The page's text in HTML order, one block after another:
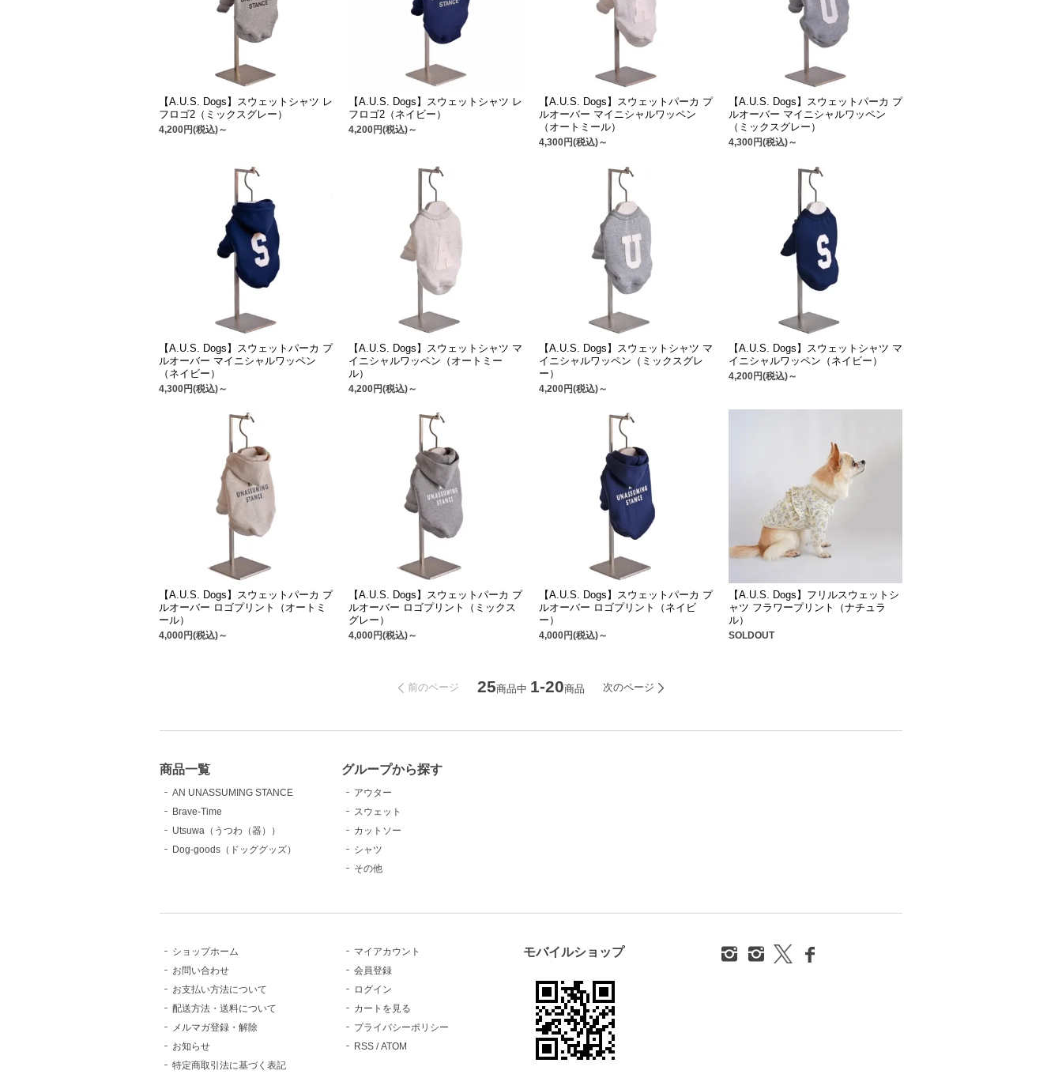
【A.U.S. Dogs】スウェットシャツ レ
フロゴ2（ミックスグレー）
4,200円(税込)～
【A.U.S. Dogs】スウェットシャツ レ
フロゴ2（ネイビー）
4,200円(税込)～
【A.U.S. Dogs】スウェットパーカ プ
ルオーバー マイニシャルワッペン
（オートミール）
4,300円(税込)～
【A.U.S. Dogs】スウェットパーカ プ
ルオーバー マイニシャルワッペン
（ミックスグレー）
4,300円(税込)～
【A.U.S. Dogs】スウェットパーカ プ
ルオーバー マイニシャルワッペン
（ネイビー）
4,300円(税込)～
【A.U.S. Dogs】スウェットシャツ マ
イニシャルワッペン（オートミー
ル）
4,200円(税込)～
【A.U.S. Dogs】スウェットシャツ マ
イニシャルワッペン（ミックスグレ
ー）
4,200円(税込)～
【A.U.S. Dogs】スウェットシャツ マ
イニシャルワッペン（ネイビー）
4,200円(税込)～
【A.U.S. Dogs】スウェットパーカ プ
ルオーバー ロゴプリント（オートミ
ール）
4,000円(税込)～
【A.U.S. Dogs】スウェットパーカ プ
ルオーバー ロゴプリント（ミックス
グレー）
4,000円(税込)～
【A.U.S. Dogs】スウェットパーカ プ
ルオーバー ロゴプリント（ネイビ
ー）
4,000円(税込)～
【A.U.S. Dogs】フリルスウェットシ
ャツ フラワープリント（ナチュラ
ル）
SOLDOUT
前のページ 25商品中 1-20商品 次のページ
商品一覧
AN UNASSUMING STANCE
Brave-Time
Utsuwa（うつわ（器））
Dog-goods（ドッググッズ）
グループから探す
アウター
スウェット
カットソー
シャツ
その他
ショップホーム
お問い合わせ
お支払い方法について
配送方法・送料について
メルマガ登録・解除
お知らせ
特定商取引法に基づく表記
マイアカウント
会員登録
ログイン
カートを見る
プライバシーポリシー
RSS /ATOM
モバイルショップ